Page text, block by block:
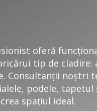
oferă
tip de cladire:
Consultanții noștri
podele, tapetul
spațiul ideal.